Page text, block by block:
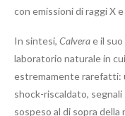
con emissioni di raggi X e
In sintesi, Calverae il
laboratorio naturale in
estremamente rarefatti:
shock-riscaldato,
sospeso al di sopra